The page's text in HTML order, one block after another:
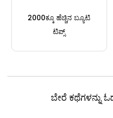
2000ಕ್ಕೂ ಹೆಚ್ಚಿನ ಬ್ಯೂಟಿ
ಟಿಪ್ಸ್
ಬೇರೆ ಕಥೆಗಳನ್ನು